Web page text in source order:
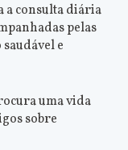
a consulta diária
pelas
e
uma vida
sobre